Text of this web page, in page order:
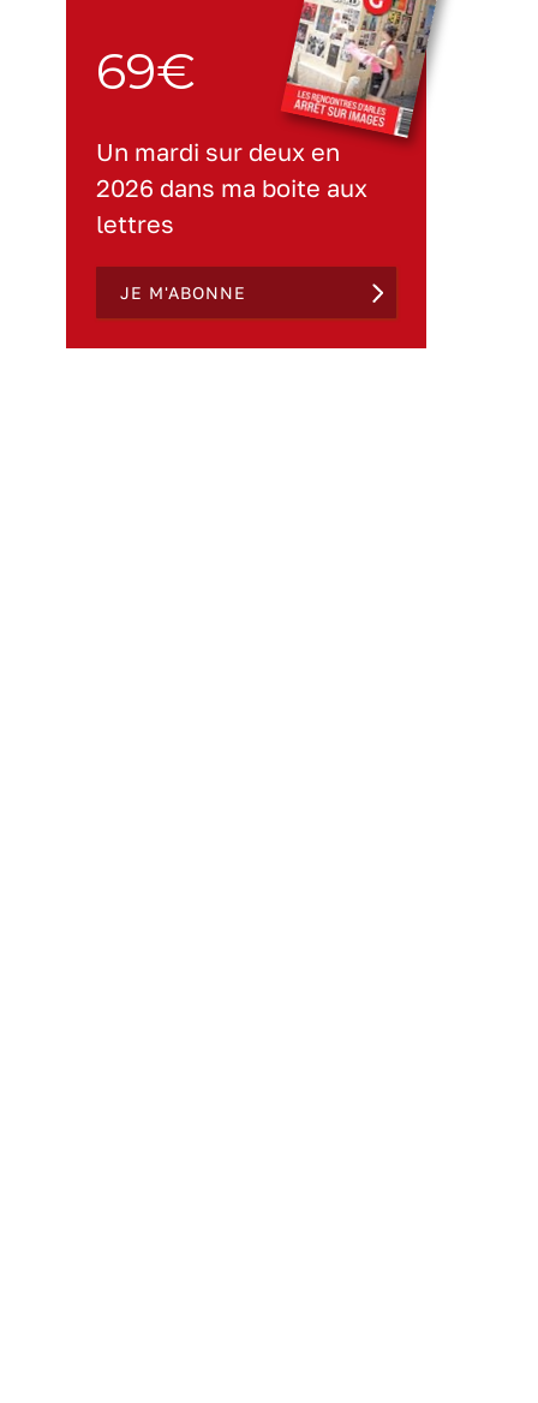
69€
Un mardi sur deux en
2026 dans ma boite aux
lettres
JE M'ABONNE